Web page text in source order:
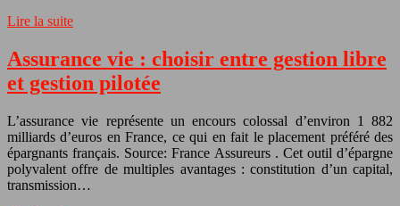
Lire la suite
Assurance vie : choisir entre gestion libre
et gestion pilotée
L’assurance vie représente un encours colossal d’environ 1 882
milliards d’euros en France, ce qui en fait le placement préféré des
épargnants français. Source: France Assureurs . Cet outil d’épargne
polyvalent offre de multiples avantages : constitution d’un capital,
transmission…